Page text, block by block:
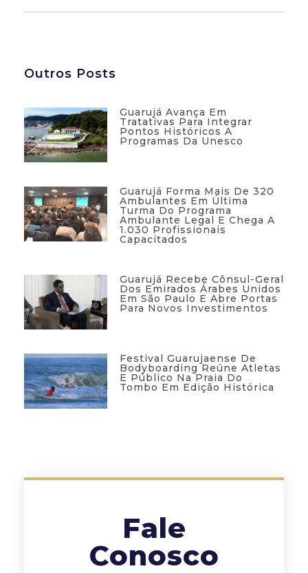
Outros Posts
Guarujá Avança Em
Tratativas Para Integrar
Pontos Históricos A
Programas Da Unesco
Guarujá Forma Mais De 320
Ambulantes Em Última
Turma Do Programa
Ambulante Legal E Chega A
1.030 Profissionais
Capacitados
Guarujá Recebe Cônsul-Geral
Dos Emirados Árabes Unidos
Em São Paulo E Abre Portas
Para Novos Investimentos
Festival Guarujaense De
Bodyboarding Reúne Atletas
E Público Na Praia Do
Tombo Em Edição Histórica
Fale
Conosco